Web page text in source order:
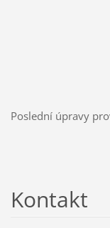
Poslední úpravy
Kontakt